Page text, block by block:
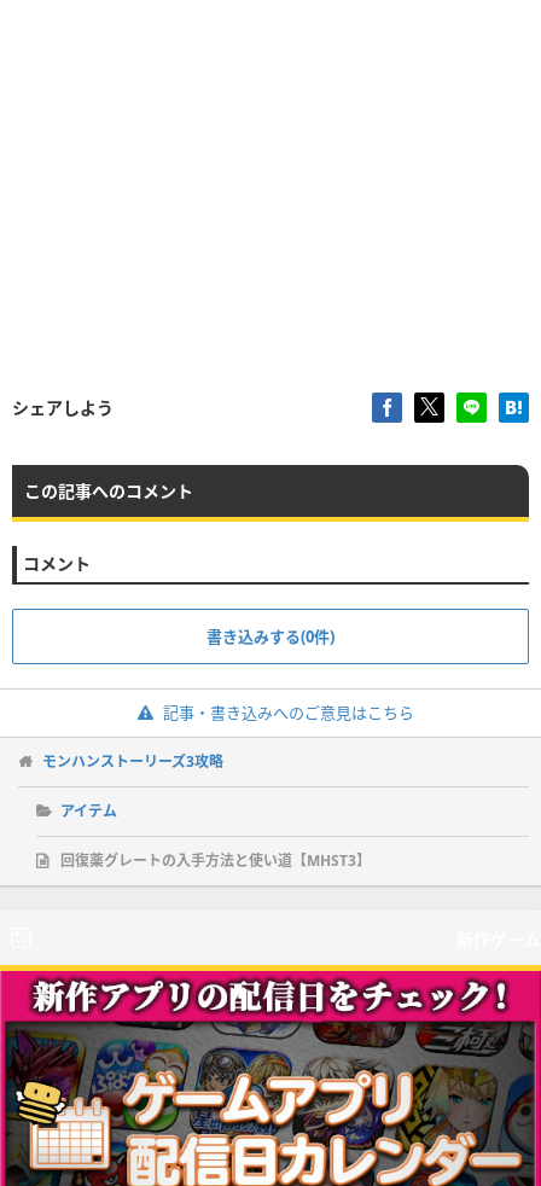
シェアしよう
この記事へのコメント
コメント
書き込みする(0件)
記事・書き込みへのご意見はこちら
モンハンストーリーズ3攻略
アイテム
回復薬グレートの入手方法と使い道【MHST3】